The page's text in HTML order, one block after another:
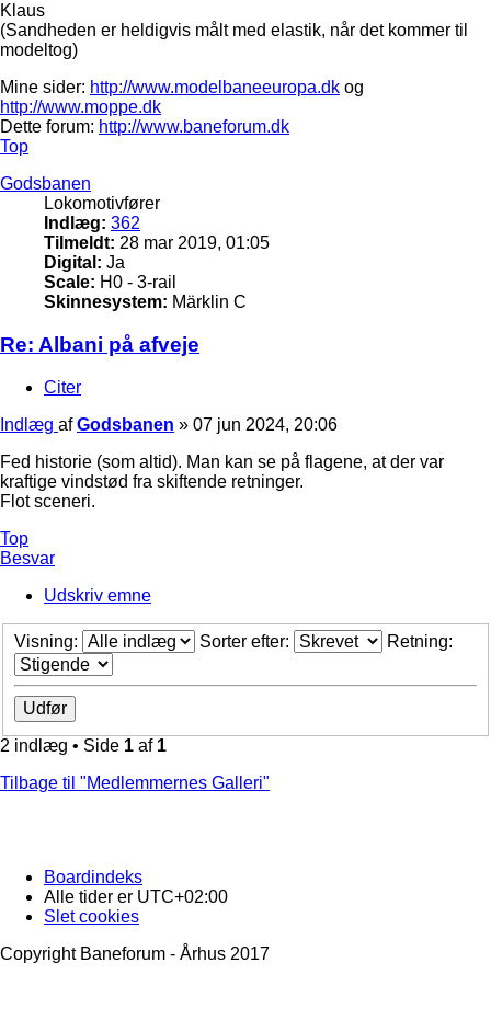
Klaus
(Sandheden er heldigvis målt med elastik, når det kommer til
modeltog)
Mine sider: http://www.modelbaneeuropa.dk og
http://www.moppe.dk
Dette forum: http://www.baneforum.dk
Top
Godsbanen
Lokomotivfører
Indlæg: 362
Tilmeldt: 28 mar 2019, 01:05
Digital: Ja
Scale: H0 - 3-rail
Skinnesystem: Märklin C
Re: Albani på afveje
Citer
Indlæg afGodsbanen » 07 jun 2024, 20:06
Fed historie (som altid). Man kan se på flagene, at der var
kraftige vindstød fra skiftende retninger.
Flot sceneri.
Top
Besvar
Udskriv emne
Visning: Sorter efter: Retning:
2 indlæg • Side 1 af 1
Tilbage til "Medlemmernes Galleri"
Boardindeks
Alle tider er UTC+02:00
Slet cookies
Copyright Baneforum - Århus 2017